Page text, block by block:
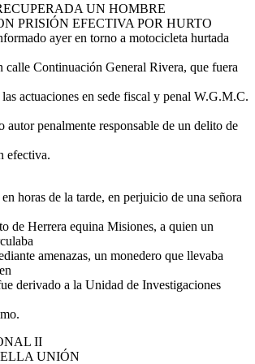
UN HOMBRE
PRISIÓN EFECTIVA POR HURTO
ayer en torno a motocicleta hurtada
calle Continuación General Rivera, que fuera
actuaciones en sede fiscal y penal W.G.M.C.
autor penalmente responsable de un delito de
efectiva.
horas de la tarde, en perjuicio de una señora
de Herrera equina Misiones, a quien un
amenazas, un monedero que llevaba
derivado a la Unidad de Investigaciones
II
UNIÓN